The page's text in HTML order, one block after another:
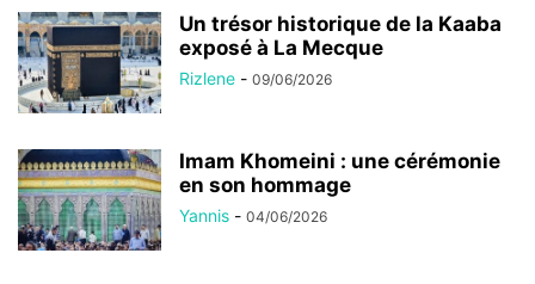
Un trésor historique de la Kaaba
exposé à La Mecque
Rizlene - 09/06/2026
Imam Khomeini : une cérémonie
en son hommage
Yannis - 04/06/2026